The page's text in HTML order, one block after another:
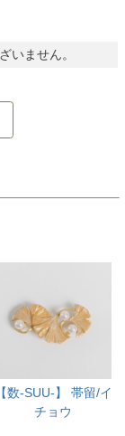
いません。
【数-SUU-】 帯留/イ
チョウ